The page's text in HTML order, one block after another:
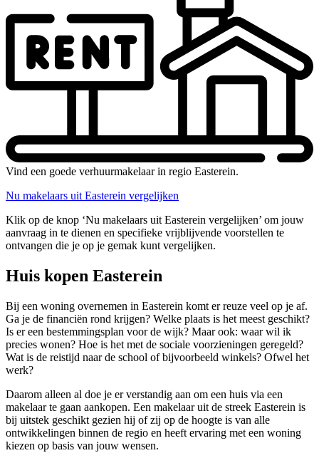
Vind een goede verhuurmakelaar in regio Easterein.
Nu makelaars uit Easterein vergelijken
Klik op de knop ‘Nu makelaars uit Easterein vergelijken’ om jouw
aanvraag in te dienen en specifieke vrijblijvende voorstellen te
ontvangen die je op je gemak kunt vergelijken.
Huis kopen Easterein
Bij een woning overnemen in Easterein komt er reuze veel op je af.
Ga je de financiën rond krijgen? Welke plaats is het meest geschikt?
Is er een bestemmingsplan voor de wijk? Maar ook: waar wil ik
precies wonen? Hoe is het met de sociale voorzieningen geregeld?
Wat is de reistijd naar de school of bijvoorbeeld winkels? Ofwel het
werk?
Daarom alleen al doe je er verstandig aan om een huis via een
makelaar te gaan aankopen. Een makelaar uit de streek Easterein is
bij uitstek geschikt gezien hij of zij op de hoogte is van alle
ontwikkelingen binnen de regio en heeft ervaring met een woning
kiezen op basis van jouw wensen.